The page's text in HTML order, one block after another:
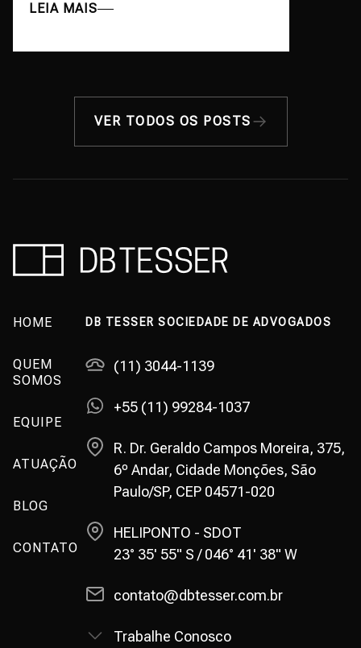
LEIA MAIS
VER TODOS OS POSTS
HOME
QUEM
SOMOS
EQUIPE
ATUAÇÃO
BLOG
CONTATO
DB TESSER SOCIEDADE DE ADVOGADOS
(11) 3044-1139
+55 (11) 99284-1037
R. Dr. Geraldo Campos Moreira, 375,
6º Andar, Cidade Monções, São
Paulo/SP, CEP 04571-020
HELIPONTO - SDOT
23° 35' 55" S / 046° 41' 38" W
contato@dbtesser.com.br
Trabalhe Conosco